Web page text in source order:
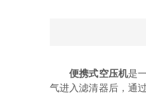
便携式空压机是
气进入滤清器后，通